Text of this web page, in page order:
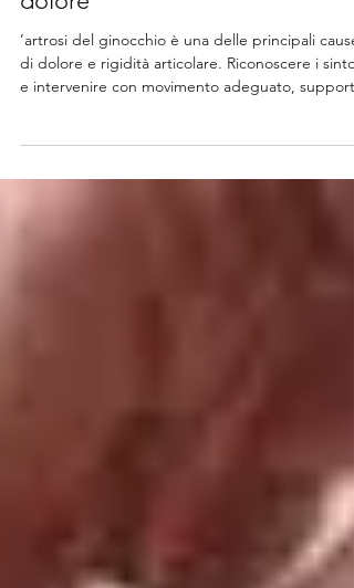
sintomi e soluzioni per ridurre il
dolore
’artrosi del ginocchio è una delle principali cause
ridurre il dolore e migliorare la mobilità